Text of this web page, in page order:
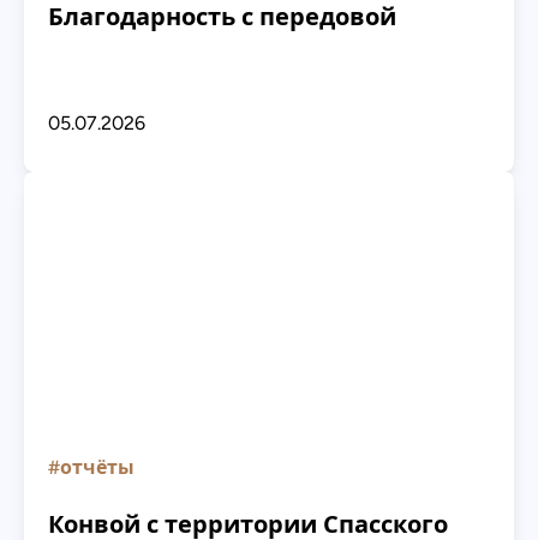
Благодарность с передовой
05.07.2026
#отчёты
Конвой с территории Спасского